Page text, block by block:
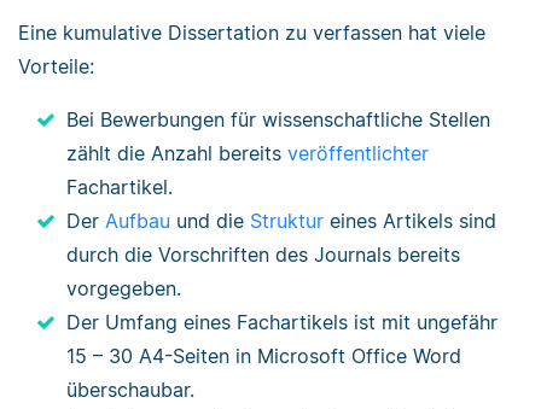
Eine kumulative Dissertation zu verfassen hat viele
Vorteile:
Bei Bewerbungen für wissenschaftliche Stellen
zählt die Anzahl bereits veröffentlichter
Fachartikel.
Der Aufbau und die Struktur eines Artikels sind
durch die Vorschriften des Journals bereits
vorgegeben.
Der Umfang eines Fachartikels ist mit ungefähr
15 – 30 A4-Seiten in Microsoft Office Word
überschaubar.